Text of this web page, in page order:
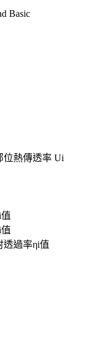
Basic
位熱傳透率 Ui
透過率ηi值